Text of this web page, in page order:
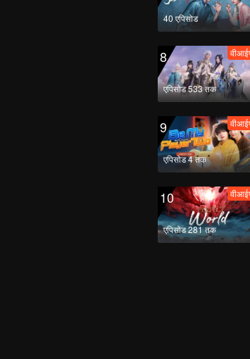
40 एपिसोड
8
एपिसोड 533 तक
9
एपिसोड 4 तक
10
एपिसोड 281 तक